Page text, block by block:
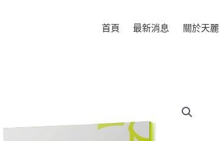
首頁 最新消息 關於天麗